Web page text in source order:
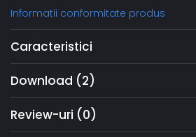
Informatii conformitate produs
Caracteristici
Download (2)
Review-uri (0)